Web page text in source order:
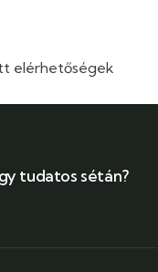
elérhetőségek
tudatos sétán?